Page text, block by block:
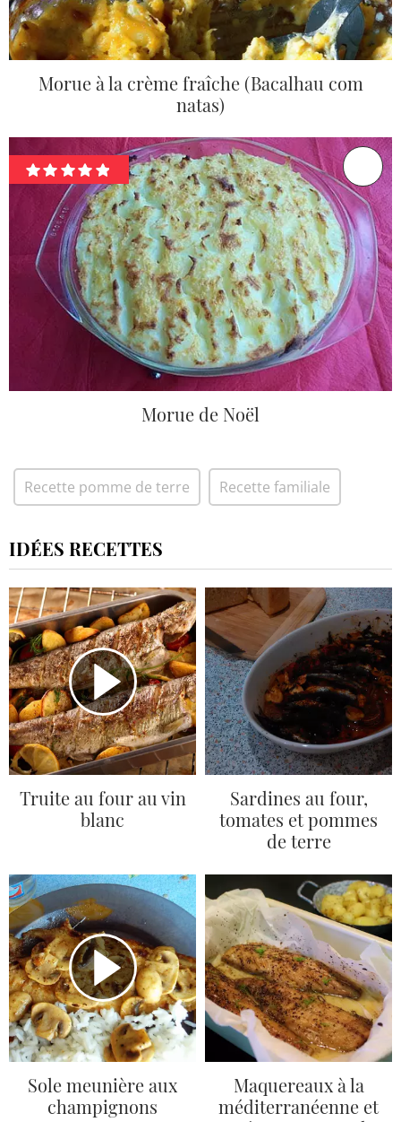
Morue à la crème fraîche (Bacalhau com
natas)
Morue de Noël
Recette pomme de terre Recette familiale
IDÉES RECETTES
Truite au four au vin
blanc
Sardines au four,
tomates et pommes
de terre
Sole meunière aux
champignons
Maquereaux à la
méditerranéenne et